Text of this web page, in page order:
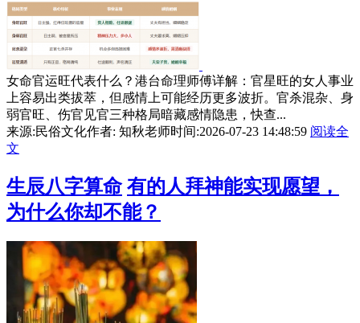
女命官运旺代表什么？港台命理师傅详解：官星旺的女人事业
上容易出类拔萃，但感情上可能经历更多波折。官杀混杂、身
弱官旺、伤官见官三种格局暗藏感情隐患，快查...
来源:民俗文化作者: 知秋老师时间:2026-07-23 14:48:59 阅读全
文
生辰八字算命 有的人拜神能实现愿望，
为什么你却不能？